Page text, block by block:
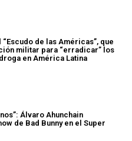
de las Américas”, que
militar para “erradicar” los
en América Latina
Álvaro Ahunchain
de Bad Bunny en el Super